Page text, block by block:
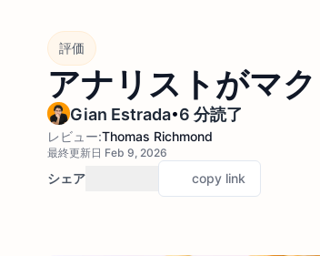
評価
アナリストがマ
Gian Estrada•6 分読了
レビュー:Thomas Richmond
最終更新日 Feb 9, 2026
シェア copy link